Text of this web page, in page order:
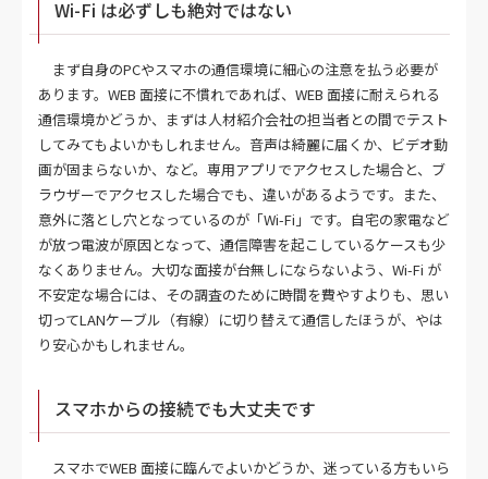
Wi-Fi は必ずしも絶対ではない
まず自身のPCやスマホの通信環境に細心の注意を払う必要が
あります。WEB 面接に不慣れであれば、WEB 面接に耐えられる
通信環境かどうか、まずは人材紹介会社の担当者との間でテスト
してみてもよいかもしれません。音声は綺麗に届くか、ビデオ動
画が固まらないか、など。専用アプリでアクセスした場合と、ブ
ラウザーでアクセスした場合でも、違いがあるようです。また、
意外に落とし穴となっているのが「Wi-Fi」です。自宅の家電など
が放つ電波が原因となって、通信障害を起こしているケースも少
なくありません。大切な面接が台無しにならないよう、Wi-Fi が
不安定な場合には、その調査のために時間を費やすよりも、思い
切ってLANケーブル（有線）に切り替えて通信したほうが、やは
り安心かもしれません。
スマホからの接続でも大丈夫です
スマホでWEB 面接に臨んでよいかどうか、迷っている方もいら